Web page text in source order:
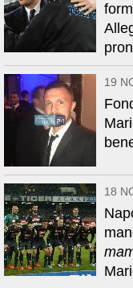
19
18